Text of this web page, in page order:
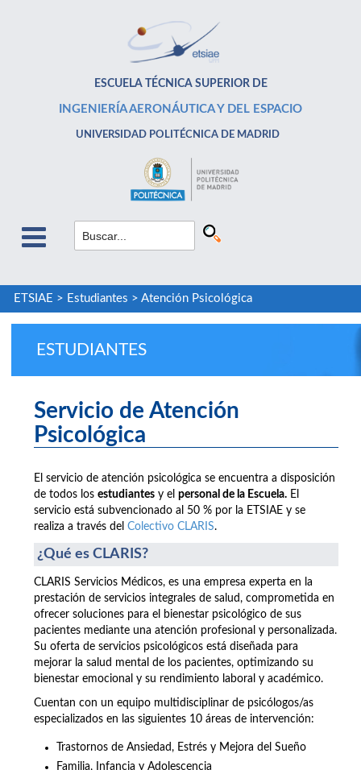
ESCUELA TÉCNICA SUPERIOR DE
INGENIERÍA AERONÁUTICA Y DEL ESPACIO
UNIVERSIDAD POLITÉCNICA DE MADRID
ETSIAE > Estudiantes > Atención Psicológica
ESTUDIANTES
Servicio de Atención
Psicológica
El servicio de atención psicológica se encuentra a disposición
de todos los estudiantes y el personal de la Escuela. El
servicio está subvencionado al 50 % por la ETSIAE y se
realiza a través del Colectivo CLARIS.
¿Qué es CLARIS?
CLARIS Servicios Médicos, es una empresa experta en la
prestación de servicios integrales de salud, comprometida en
ofrecer soluciones para el bienestar psicológico de sus
pacientes mediante una atención profesional y personalizada.
Su oferta de servicios psicológicos está diseñada para
mejorar la salud mental de los pacientes, optimizando su
bienestar emocional y su rendimiento laboral y académico.
Cuentan con un equipo multidisciplinar de psicólogos/as
especializados en las siguientes 10 áreas de intervención:
Trastornos de Ansiedad, Estrés y Mejora del Sueño
Familia, Infancia y Adolescencia